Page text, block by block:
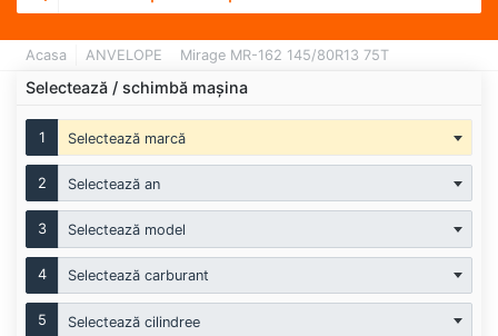
Acasa ANVELOPE Mirage MR-162 145/80R13 75T
Selectează / schimbă mașina
1 Selectează marcă
2 Selectează an
3 Selectează model
4 Selectează carburant
5 Selectează cilindree